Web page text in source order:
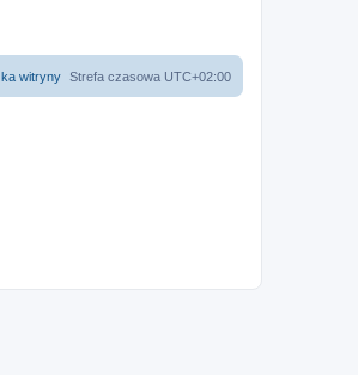
Strefa czasowa UTC+02:00
witryny